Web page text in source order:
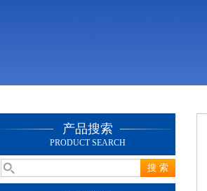
产品搜索
PRODUCT SEARCH